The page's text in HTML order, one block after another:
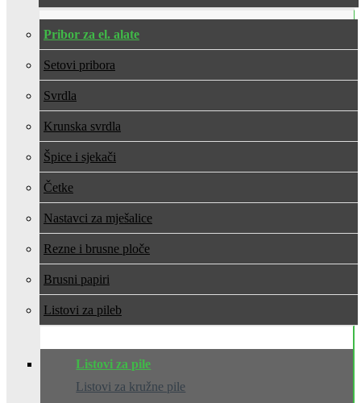
Pribor za el. alate
Setovi pribora
Svrdla
Krunska svrdla
Špice i sjekači
Četke
Nastavci za mješalice
Rezne i brusne ploče
Brusni papiri
Listovi za pile
Listovi za pile
Listovi za kružne pile